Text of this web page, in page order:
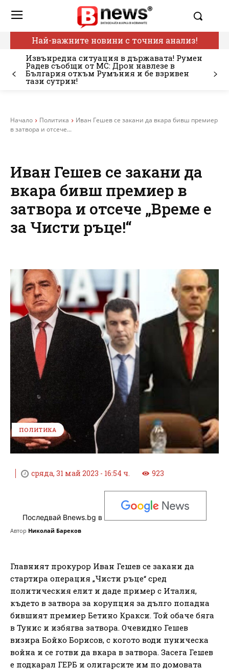
Най-важните новини с точния анализ!
Извънредна ситуация в държавата! Румен
Радев съобщи от МС: Дрон навлезе в
България откъм Румъния и бе взривен
тази сутрин!
Начало Политика
Иван Гешев се закани да вкара бивш премиер
в затвора и отсече...
Иван Гешев се закани да
вкара бивш премиер в
затвора и отсече „Време е
за Чисти ръце!“
ПОЛИТИКА
сряда, 31 май 2023 - 16:54 ч. 923
Последвай Bnews.bg в
Автор Николай Бареков
Главният прокурор Иван Гешев се закани да
стартира операция „Чисти ръце“ сред
политическия елит и даде пример с Италия,
където в затвора за корупция за дълго попадна
бившият премиер Бетино Кракси. Той обаче бяга
в Тунис и избягва затвора. Очевидно Гешев
визира Бойко Борисов, с когото води пуническа
война и се готви да вкара в затвора. Засега Гешев
е подкарал ГЕРБ и олигарсите им по домовата